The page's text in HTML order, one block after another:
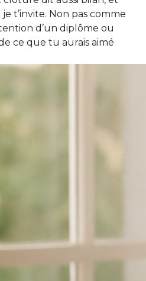
t’invite. Non pas comme
d’un diplôme ou
ce que tu aurais aimé